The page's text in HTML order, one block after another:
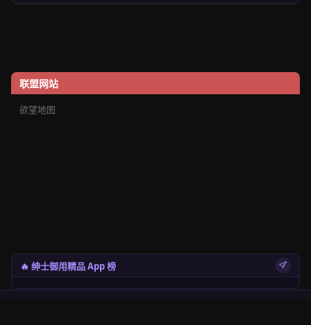
联盟网站
欲望地图
🔥 绅士御用精品 App 榜